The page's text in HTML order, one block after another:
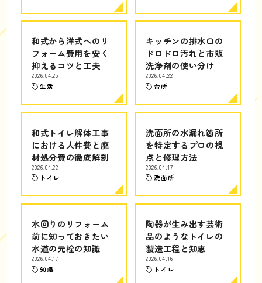
和式から洋式へのリ
フォーム費用を安く
抑えるコツと工夫
2026.04.25
生活
キッチンの排水口の
ドロドロ汚れと市販
洗浄剤の使い分け
2026.04.22
台所
和式トイレ解体工事
における人件費と廃
材処分費の徹底解剖
2026.04.22
トイレ
洗面所の水漏れ箇所
を特定するプロの視
点と修理方法
2026.04.17
洗面所
水回りのリフォーム
前に知っておきたい
水道の元栓の知識
2026.04.17
知識
陶器が生み出す芸術
品のようなトイレの
製造工程と知恵
2026.04.16
トイレ